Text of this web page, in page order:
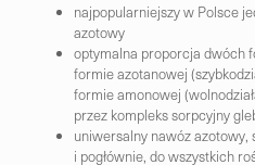
najpopularniejszy w Polsce
azotowy
optymalna proporcja dwóch
formie azotanowej
formie amonowej
przez kompleks sorpcyjny
uniwersalny nawóz
i pogłównie, do wszystkich